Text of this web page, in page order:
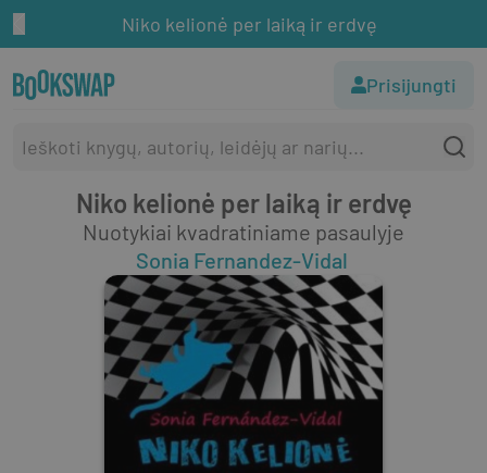
Niko kelionė per laiką ir erdvę
Prisijungti
Niko kelionė per laiką ir erdvę
Nuotykiai kvadratiniame pasaulyje
Sonia Fernandez-Vidal